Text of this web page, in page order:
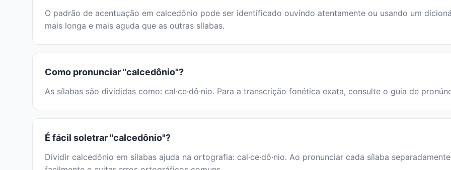
O padrão de acentuação em calcedônio pode ser identificado ouvindo atentamente ou usando um
mais longa e mais aguda que as outras sílabas.
Como pronunciar "calcedônio"?
As sílabas são divididas como: cal·ce·dô·nio. Para a transcrição fonética exata, consulte o guia de
É fácil soletrar "calcedônio"?
Dividir calcedônio em sílabas ajuda na ortografia: cal·ce·dô·nio. Ao pronunciar cada sílaba